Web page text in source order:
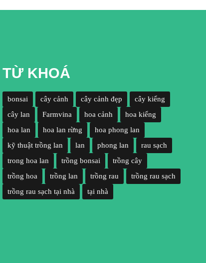
TỪ KHOÁ
bonsai cây cảnh cây cảnh đẹp
cây kiểng
cây lan
Farmvina hoa cảnh
hoa kiểng
hoa lan
hoa lan rừng
hoa phong lan
kỹ thuật trồng lan
lan phong lan
rau sạch
trong hoa lan
trồng bonsai
trồng cây
trồng hoa
trồng lan trồng rau
trồng rau sạch
trồng rau sạch tại nhà
tại nhà